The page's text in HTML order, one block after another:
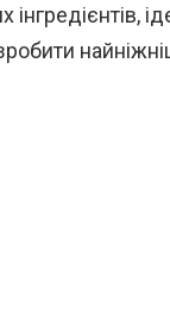
інгредієнтів,